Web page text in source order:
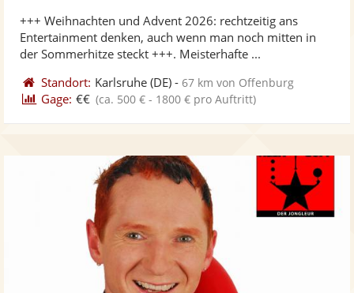
+++ Weihnachten und Advent 2026: rechtzeitig ans
Entertainment denken, auch wenn man noch mitten in
der Sommerhitze steckt +++. Meisterhafte ...
Standort: Karlsruhe (DE) -67 km von Offenburg
Gage: €€ (ca. 500 € - 1800 € pro Auftritt)